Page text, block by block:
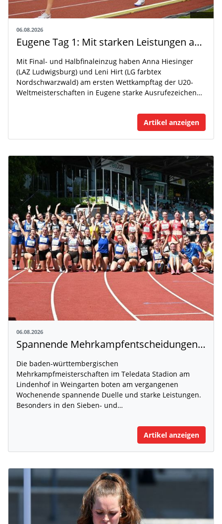
06.08.2026
Eugene Tag 1: Mit starken Leistungen auf der WM-Bühne
Mit Final- und Halbfinaleinzug haben Anna Hiesinger
(LAZ Ludwigsburg) und Leni Hirt (LG farbtex
Nordschwarzwald) am ersten Wettkampftag der U20-
Weltmeisterschaften in Eugene starke Ausrufezeichen…
Artikel anzeigen
06.08.2026
Spannende Mehrkampfentscheidungen in Weingarten
Die baden-württembergischen
Mehrkampfmeisterschaften im Teledata Stadion am
Lindenhof in Weingarten boten am vergangenen
Wochenende spannende Duelle und starke Leistungen.
Besonders in den Sieben- und…
Artikel anzeigen